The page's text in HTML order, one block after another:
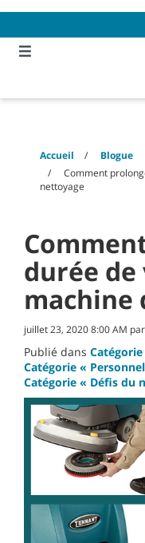
content
navigation
menu
Accueil
Blogue
Comment
nettoyage
durée de
machine
juillet 23, 2020 8:00 AM
Publié dans
Catégorie «
Catégorie « Défis du